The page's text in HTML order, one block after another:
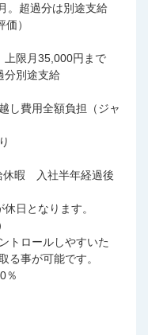
。超過分は別途支給
）
限月35,000円まで
別途支給
し費用全額負担（ジャ
休暇 入社半年経過後
日となります。
トロールしやすいた
る事が可能です。
％